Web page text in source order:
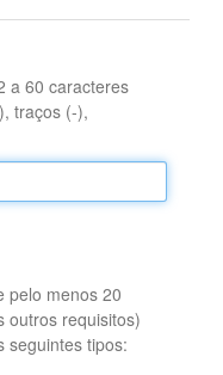
a 60 caracteres
traços (-),
pelo menos 20
outros requisitos)
seguintes tipos: